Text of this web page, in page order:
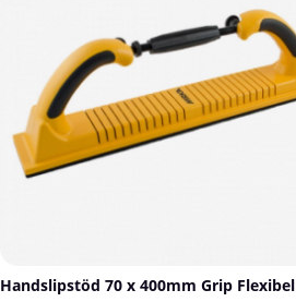
Handslipstöd 70 x 400mm Grip Flexibel